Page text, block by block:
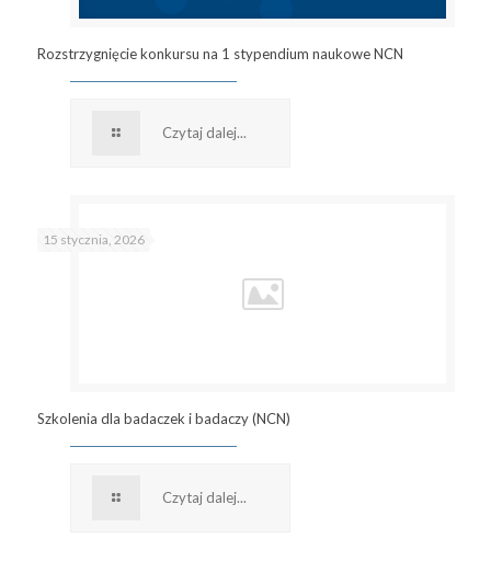
Rozstrzygnięcie konkursu na 1 stypendium naukowe NCN
Czytaj dalej...
15 stycznia, 2026
Szkolenia dla badaczek i badaczy (NCN)
Czytaj dalej...